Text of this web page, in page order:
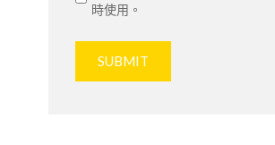
時使用。